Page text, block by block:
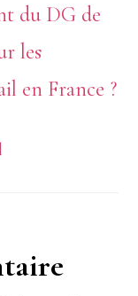
du DG de
les
en France ?